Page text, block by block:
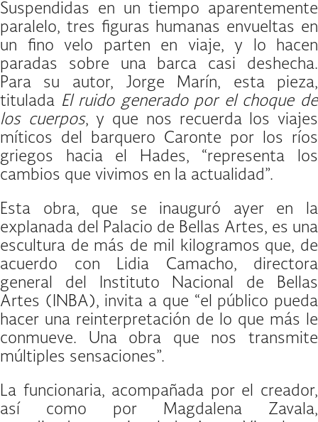
Suspendidas en un tiempo aparentemente
paralelo, tres figuras humanas envueltas en
un fino velo parten en viaje, y lo hacen
paradas sobre una barca casi deshecha.
Para su autor, Jorge Marín, esta pieza,
titulada El ruido generado por el choque de
los cuerpos, y que nos recuerda los viajes
míticos del barquero Caronte por los ríos
griegos hacia el Hades, “representa los
cambios que vivimos en la actualidad”.
Esta obra, que se inauguró ayer en la
explanada del Palacio de Bellas Artes, es una
escultura de más de mil kilogramos que, de
acuerdo con Lidia Camacho, directora
general del Instituto Nacional de Bellas
Artes (INBA), invita a que “el público pueda
hacer una reinterpretación de lo que más le
conmueve. Una obra que nos transmite
múltiples sensaciones”.
La funcionaria, acompañada por el creador,
así como por Magdalena Zavala,